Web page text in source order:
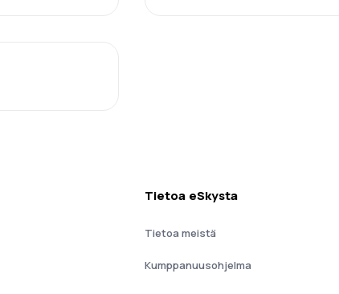
Tietoa eSkysta
Tietoa meistä
Kumppanuusohjelma